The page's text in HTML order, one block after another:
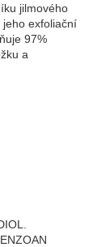
jilmového
exfoliační
97%
a